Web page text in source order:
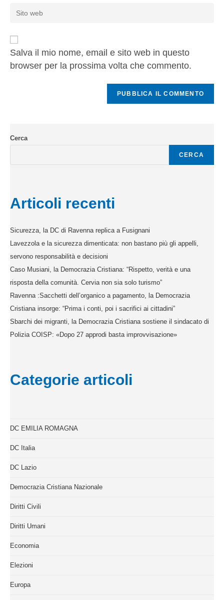
Salva il mio nome, email e sito web in questo
browser per la prossima volta che commento.
Cerca
CERCA
Articoli recenti
Sicurezza, la DC di Ravenna replica a Fusignani
Lavezzola e la sicurezza dimenticata: non bastano più gli appelli,
servono responsabilità e decisioni
Caso Musiani, la Democrazia Cristiana: “Rispetto, verità e una
risposta della comunità. Cervia non sia solo turismo”
Ravenna :Sacchetti dell’organico a pagamento, la Democrazia
Cristiana insorge: “Prima i conti, poi i sacrifici ai cittadini”
Sbarchi dei migranti, la Democrazia Cristiana sostiene il sindacato di
Polizia COISP: «Dopo 27 approdi basta improvvisazione»
Categorie articoli
DC EMILIA ROMAGNA
DC Italia
DC Lazio
Democrazia Cristiana Nazionale
Diritti Civili
Diritti Umani
Economia
Elezioni
Europa